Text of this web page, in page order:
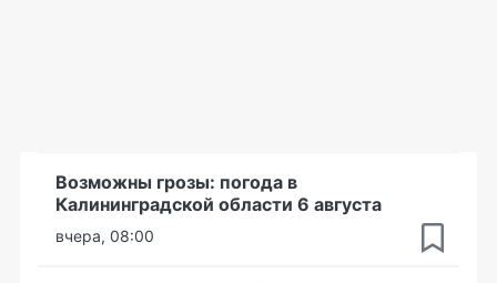
Возможны грозы: погода в
Калининградской области 6 августа
вчера, 08:00